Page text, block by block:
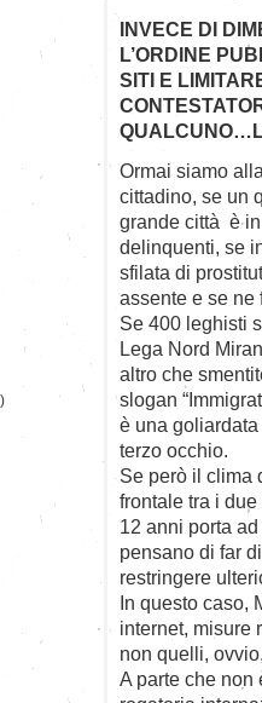
INVECE DI
L’ORDINE
SITI E
Ormai siamo
cittadino, se un
grande città è
delinquenti, se
sfilata di
assente e se ne
Se 400 leghisti
Lega Nord
altro che
slogan
è una
terzo occhio.
Se però il
frontale tra i
12 anni porta
pensano di far
restringere
In questo caso,
internet, misure
non quelli,
A parte che non